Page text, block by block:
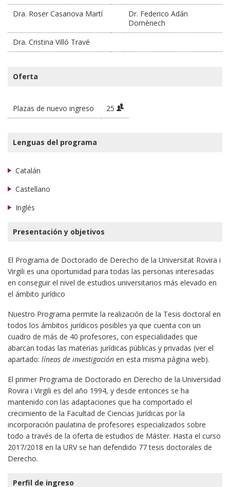
Dra. Roser Casanova Martí
Dr. Federico Adán
Domènech
Dra. Cristina Villó Travé
Oferta
Plazas de nuevo ingreso 25
Lenguas del programa
Catalán
Castellano
Inglés
Presentación y objetivos
El Programa de Doctorado de Derecho de la Universitat Rovira i
Virgili es una oportunidad para todas las personas interesadas
en conseguir el nivel de estudios universitarios más elevado en
el ámbito jurídico
Nuestro Programa permite la realización de la Tesis doctoral en
todos los ámbitos jurídicos posibles ya que cuenta con un
cuadro de más de 40 profesores, con especialidades que
abarcan todas las materias jurídicas públicas y privadas (ver el
apartado: líneas de investigación en esta misma página web).
El primer Programa de Doctorado en Derecho de la Universidad
Rovira i Virgili es del año 1994, y desde entonces se ha
mantenido con las adaptaciones que ha comportado el
crecimiento de la Facultad de Ciencias Jurídicas por la
incorporación paulatina de profesores especializados sobre
todo a través de la oferta de estudios de Máster. Hasta el curso
2017/2018 en la URV se han defendido 77 tesis doctorales de
Derecho.
Perfil de ingreso